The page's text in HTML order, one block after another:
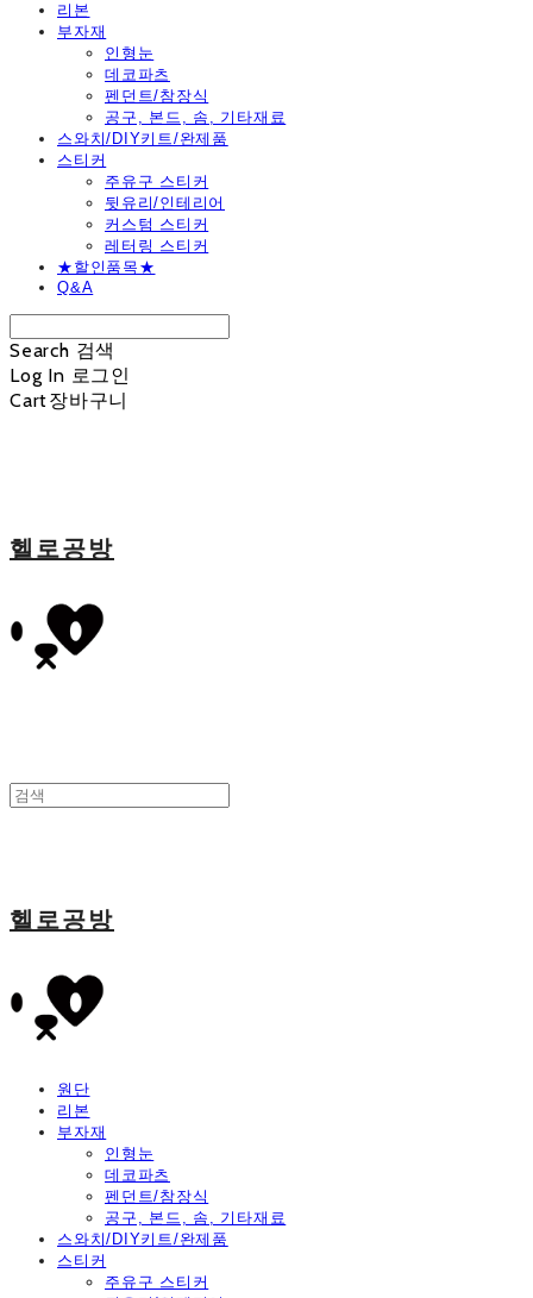
리본
부자재
인형눈
데코파츠
펜던트/참장식
공구, 본드, 솜, 기타재료
스와치/DIY키트/완제품
스티커
주유구 스티커
뒷유리/인테리어
커스텀 스티커
레터링 스티커
★할인품목★
Q&A
Search 검색
Log In 로그인
Cart장바구니
헬로공방
헬로공방
원단
리본
부자재
인형눈
데코파츠
펜던트/참장식
공구, 본드, 솜, 기타재료
스와치/DIY키트/완제품
스티커
주유구 스티커